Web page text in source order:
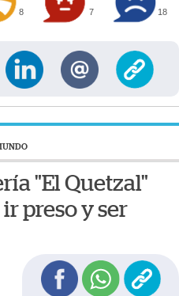
8 7 18
"El Quetzal"
preso y ser